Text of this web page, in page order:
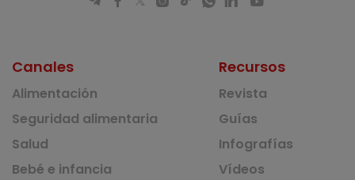
Canales
Alimentación
Seguridad alimentaria
Salud
Bebé e infancia
Recursos
Revista
Guías
Infografías
Vídeos